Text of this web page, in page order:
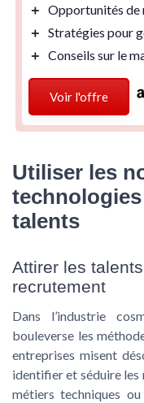
＋ Opportunités de
＋ Stratégies pour
＋ Conseils sur le
Voir l'offre
Utiliser les
talents
Attirer les
recrutement
Dans l’industrie
bouleverse les
entreprises misent
identifier et séduire les
métiers techniques